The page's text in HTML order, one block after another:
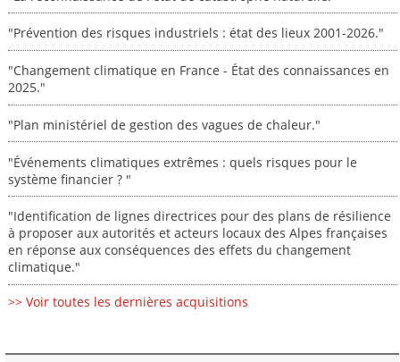
"Prévention des risques industriels : état des lieux 2001-2026."
"Changement climatique en France - État des connaissances en
2025."
"Plan ministériel de gestion des vagues de chaleur."
"Événements climatiques extrêmes : quels risques pour le
système financier ? "
"Identification de lignes directrices pour des plans de résilience
à proposer aux autorités et acteurs locaux des Alpes françaises
en réponse aux conséquences des effets du changement
climatique."
>> Voir toutes les dernières acquisitions